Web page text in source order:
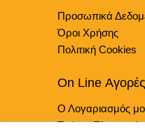
προϊόντος
Προσωπικά
Όροι Χρήσης
Πολιτική Cookies
On Line Αγορές
Ο Λογαριασμός
Τρόποι Πληρωμής